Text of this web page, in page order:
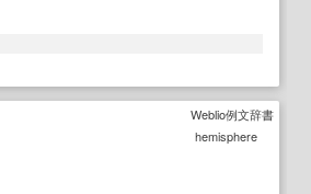
Weblio例文辞書
hemisphere